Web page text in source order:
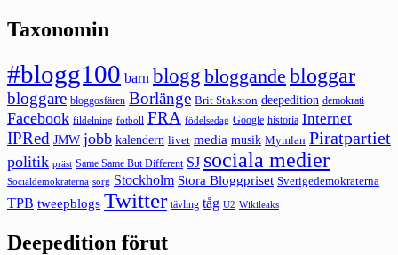
Taxonomin
#blogg100 barn blogg bloggande bloggar
bloggare bloggosfären Borlänge Brit Stakston deepedition demokrati
Facebook fildelning fotboll FRA födelsedag Google historia Internet
IPRed JMW jobb kalendern livet media musik Mymlan Piratpartiet
politik präst Same Same But Different SJ sociala medier
Socialdemokraterna sorg Stockholm Stora Bloggpriset Sverigedemokraterna
TPB tweepblogs Twitter tävling tåg U2 Wikileaks
Deepedition förut